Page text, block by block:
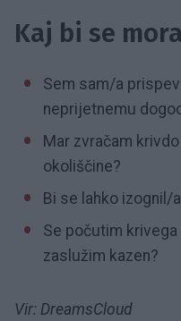
Kaj bi se
Sem sam/a
neprijetnemu
Mar zvračam
okoliščine?
Bi se lahko izognil/
Se počutim
zaslužim kazen?
Vir: DreamsCloud